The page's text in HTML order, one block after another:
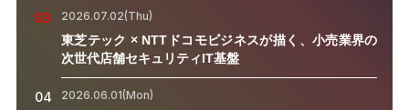
03 2026.07.02(Thu)
東芝テック × NTTドコモビジネスが描く、小売業界の
次世代店舗セキュリティIT基盤
04 2026.06.01(Mon)